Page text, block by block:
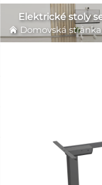
Elektrické stoly
Domovská stránka